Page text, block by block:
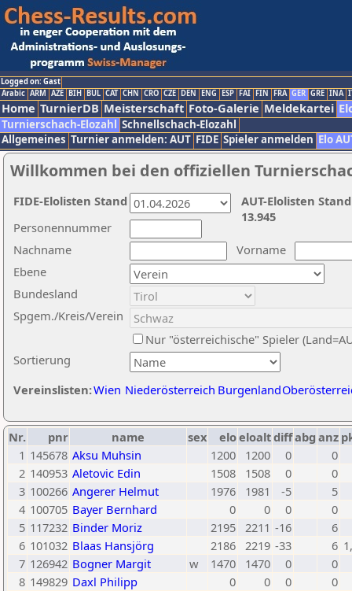
Logged on: Gast
Arabic ARM AZE BIH BUL CAT CHN CRO CZE DEN ENG ESP FAI FIN FRA GER GRE INA
Home TurnierDB Meisterschaft Foto-Galerie Meldekartei
Turnierschach-Elozahl Schnellschach-Elozahl
Allgemeines Turnier anmelden: AUT FIDE Spieler anmelden Elo
Willkommen bei den offiziellen
Nachname
Vorname
Ebene
Sortierung
Personennummer
Bundesland
Spgem./Kreis/Verein
Nur "österreichische" Spieler
Vereinslisten:Wien Niederösterreich Burgenland
AUT-Elolisten
13.945
FIDE-Elolisten Stand
Nr. pnr name sex eloeloaltdiffabg anz
1 145678 Aksu Muhsin 1200 1200 0
0
2 140953 Aletovic Edin 1508 1508 0
0
3 100266 Angerer Helmut 1976 1981 -5
5
4 100705 Bayer Bernhard 0 0 0
0
5 117232 Binder Moriz 2195 2211 -16
6
6 101032 Blaas Hansjörg 2186 2219 -33 6
7 126942 Bogner Margit w 1470 1470 0
0
8 149829 Daxl Philipp 0 0 0
0